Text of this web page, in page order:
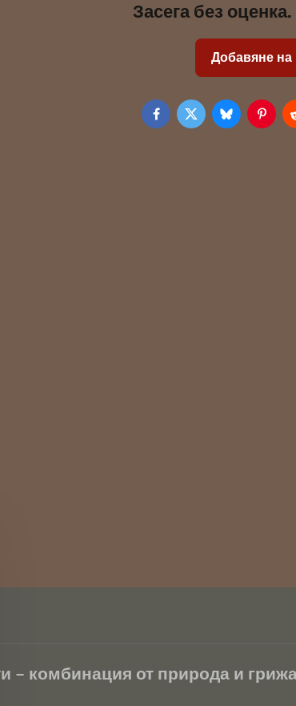
Засега без
Добавяне на
FacebookTwitterBluesky
– комбинация от природа и